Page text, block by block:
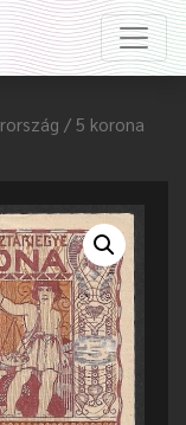
/ 5 korona